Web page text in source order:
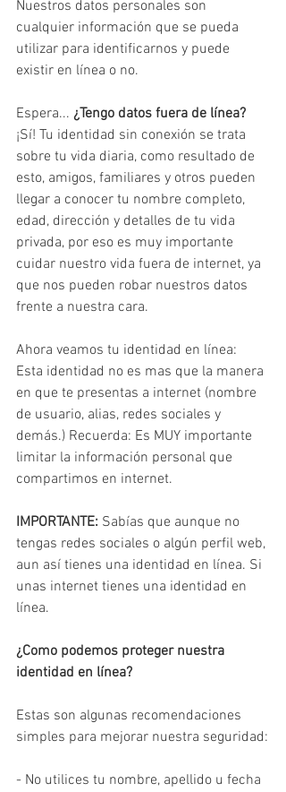
Nuestros datos personales son
cualquier información que se pueda
utilizar para identificarnos y puede
existir en línea o no.
Espera... ¿Tengo datos fuera de línea?
¡Sí! Tu identidad sin conexión se trata
sobre tu vida diaria, como resultado de
esto, amigos, familiares y otros pueden
llegar a conocer tu nombre completo,
edad, dirección y detalles de tu vida
privada, por eso es muy importante
cuidar nuestro vida fuera de internet, ya
que nos pueden robar nuestros datos
frente a nuestra cara.
Ahora veamos tu identidad en línea:
Esta identidad no es mas que la manera
en que te presentas a internet (nombre
de usuario, alias, redes sociales y
demás.) Recuerda: Es MUY importante
limitar la información personal que
compartimos en internet.
IMPORTANTE: Sabías que aunque no
tengas redes sociales o algún perfil web,
aun así tienes una identidad en línea. Si
unas internet tienes una identidad en
línea.
¿Como podemos proteger nuestra
identidad en línea?
Estas son algunas recomendaciones
simples para mejorar nuestra seguridad:
- No utilices tu nombre, apellido u fecha